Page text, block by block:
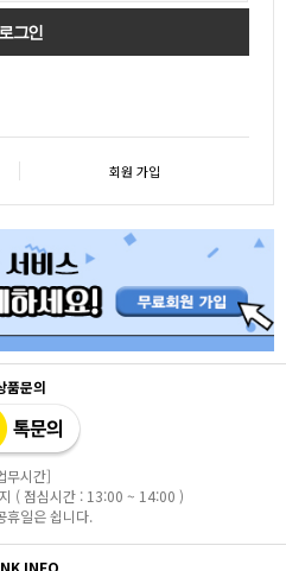
회원 가입
품문의
무시간]
( 점심시간 : 13:00 ~ 14:00 )
휴일은 쉽니다.